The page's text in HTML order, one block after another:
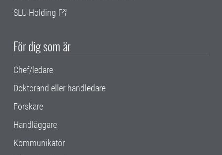
SLU Holding
För dig som är
Chef/ledare
Doktorand eller handledare
Forskare
Handläggare
Kommunikatör